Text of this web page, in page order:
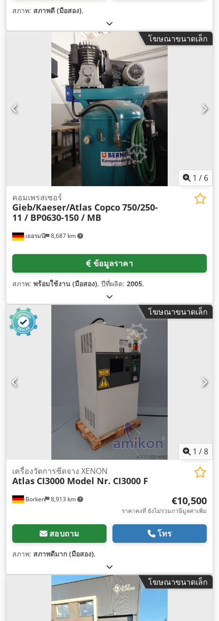
สภาพ: สภาพดี (มือสอง),
โฆษณาขนาดเล็ก
1 / 6
เยอรมนี 8,687 km
คอมเพรสเซอร์
Gieb/Kaeser/Atlas Copco750/250-
11 / BP0630-150 / MB
ข้อมูลราคา
สภาพ: พร้อมใช้งาน (มือสอง), ปีที่ผลิต: 2005,
โฆษณาขนาดเล็ก
1 /8
Borken 8,913 km
เครื่องวัดการซีดจาง XENON
Atlas CI3000 Model Nr. CI3000 F
€10,500
ราคาคงที่ ยังไม่รวมภาษีมูลค่าเพิ่ม
สอบถาม โทร
สภาพ: สภาพดีมาก (มือสอง),
โฆษณาขนาดเล็ก